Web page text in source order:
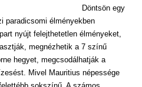
Döntsön egy
paradicsomi élményekben
nyújt felejthetetlen élményeket,
megnézhetik a 7 színű
hegyet, megcsodálhatják a
Mivel Mauritius népessége